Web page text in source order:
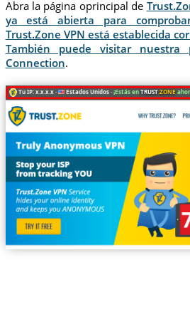
Abra la página oprincipal de
ya está abierta para
Trust.Zone VPN está establecida
También puede visitar nuestra
Connection.
Tu IP: x.x.x.x · Estados Unidos ·¡Estás enTRUST.ZONE